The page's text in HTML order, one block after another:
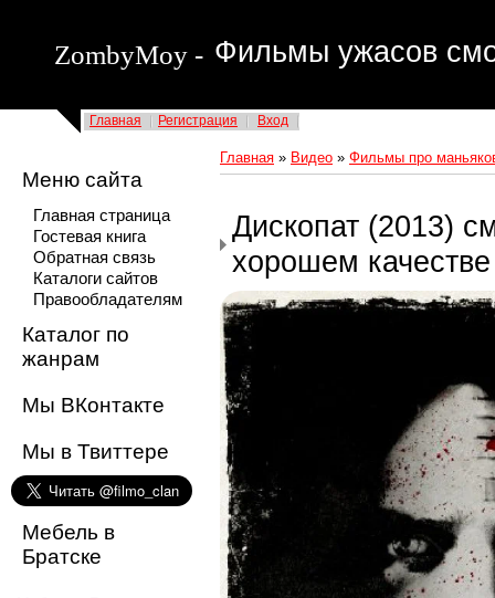
ZombyMoy - Фильмы ужасов
Главная Регистрация Вход
Меню сайта
Главная страница
Гостевая книга
Обратная связь
Каталоги сайтов
Правообладателям
Каталог по
жанрам
Мы ВКонтакте
Мы в Твиттере
Мебель в
Братске
Главная » Видео » Фильмы про
Дископат (2013)
хорошем